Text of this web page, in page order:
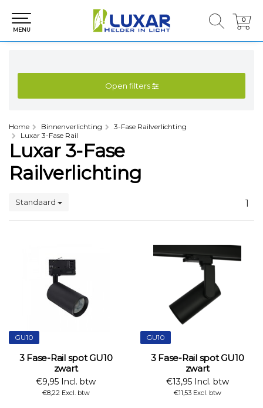
0
0
MENU
Open filters
Home Binnenverlichting
3-Fase Railverlichting
Luxar 3-Fase Rail
Luxar 3-Fase
Railverlichting
Standaard 1
GU10
3 Fase-Rail spot GU10
zwart
€9,95 Incl. btw
€8,22 Excl. btw
GU10
3 Fase-Rail spot GU10
zwart
€13,95 Incl. btw
€11,53 Excl. btw